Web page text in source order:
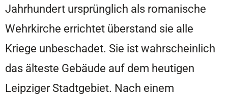
Jahrhundert ursprünglich als romanische
Wehrkirche errichtet überstand sie alle
Kriege unbeschadet. Sie ist wahrscheinlich
das älteste Gebäude auf dem heutigen
Leipziger Stadtgebiet. Nach einem